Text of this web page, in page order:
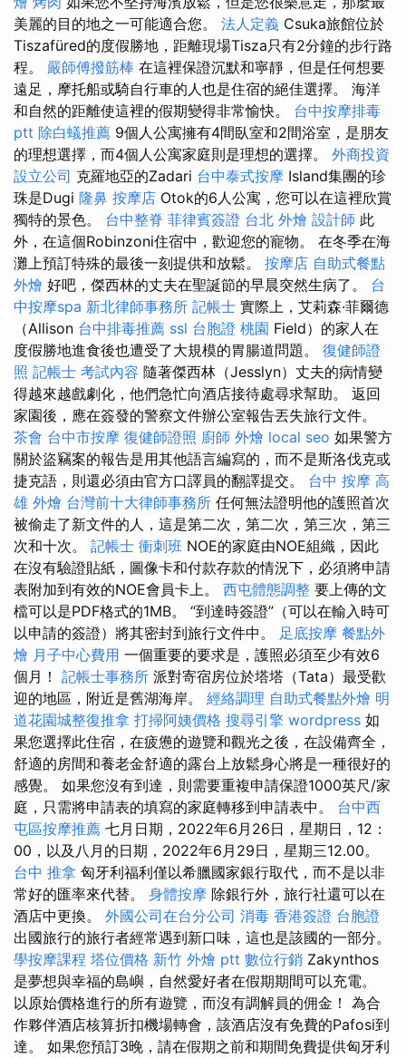
美麗的目的地之一可能適合您。 法人定義 Csuka旅館位於
Tiszafüred的度假勝地，距離現場Tisza只有2分鐘的步行路
程。 嚴師傅撥筋棒 在這裡保證沉默和寧靜，但是任何想要
遠足，摩托船或騎自行車的人也是住宿的絕佳選擇。 海洋
和自​​然的距離使這裡的假期變得非常愉快。 台中按摩排毒
ptt 除白蟻推薦 9個人公寓擁有4間臥室和2間浴室，是朋友
的理想選擇，而4個人公寓家庭則是理想的選擇。 外商投資
設立公司 克羅地亞的Zadari 台中泰式按摩 Island集團的珍
珠是Dugi 隆鼻 按摩店 Otok的6人公寓，您可以在這裡欣賞
獨特的景色。 台中整脊 菲律賓簽證 台北 外燴 設計師 此
外，在這個Robinzoni住宿中，歡迎您的寵物。 在冬季在海
灘上預訂特殊的最後一刻提供和放鬆。 按摩店 自助式餐點
外燴 好吧，傑西林的丈夫在聖誕節的早晨突然生病了。 台
中按摩spa 新北律師事務所 記帳士 實際上，艾莉森·菲爾德
（Allison 台中排毒推薦 ssl 台胞證 桃園 Field）的家人在
度假勝地進食後也遭受了大規模的胃腸道問題。 復健師證
照 記帳士 考試內容 隨著傑西林（Jesslyn）丈夫的病情變
得越來越戲劇化，他們急忙向酒店接待處尋求幫助。 返回
家園後，應在簽發的警察文件辦公室報告丟失旅行文件。
茶會 台中市按摩 復健師證照 廚師 外燴 local seo 如果警方
關於盜竊案的報告是用其他語言編寫的，而不是斯洛伐克或
捷克語，則還必須由官方口譯員的翻譯提交。 台中 按摩 高
雄 外燴 台灣前十大律師事務所 任何無法證明他的護照首次
被偷走了新文件的人，這是第二次，第二次，第三次，第三
次和十次。 記帳士 衝刺班 NOE的家庭由NOE組織，因此
在沒有驗證貼紙，圖像卡和付款存款的情況下，必須將申請
表附加到有效的NOE會員卡上。 西屯體態調整 要上傳的文
檔可以是PDF格式的1MB。 “到達時簽證”（可以在輸入時可
以申請的簽證）將其密封到旅行文件中。 足底按摩 餐點外
燴 月子中心費用 一個重要的要求是，護照必須至少有效6
個月！ 記帳士事務所 派對寄宿房位於塔塔（Tata）最受歡
迎的地區，附近是舊湖海岸。 經絡調理 自助式餐點外燴 明
道花園城整復推拿 打掃阿姨價格 搜尋引擎 wordpress 如
果您選擇此住宿，在疲憊的遊覽和觀光之後，在設備齊全，
舒適的房間和養老金舒適的露台上放鬆身心將是一種很好的
感覺。 如果您沒有到達，則需要重複申請保證1000英尺/家
庭，只需將申請表的填寫的家庭轉移到申請表中。 台中西
屯區按摩推薦 七月日期，2022年6月26日，星期日，12：
00，以及八月的日期，2022年6月29日，星期三12.00。
台中 推拿 匈牙利福利僅以希臘國家銀行取代，而不是以非
常好的匯率來代替。 身體按摩 除銀行外，旅行社還可以在
酒店中更換。 外國公司在台分公司 消毒 香港簽證 台胞證
出國旅行的旅行者經常遇到新口味，這也是該國的一部分。
學按摩課程 塔位價格 新竹 外燴 ptt 數位行銷 Zakynthos
是夢想與幸福的島嶼，自然愛好者在假期期間可以充電。
以原始價格進行的所有遊覽，而沒有調解員的佣金！ 為合
作夥伴酒店核算折扣機場轉會，該酒店沒有免費的Pafosi到
達。 如果您預訂3晚，請在假期之前和期間免費提供匈牙利